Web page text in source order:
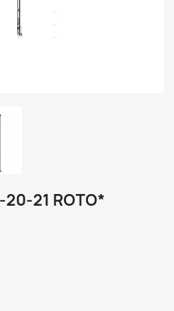
20-21 ROTO*